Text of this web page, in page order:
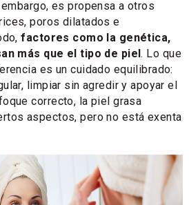
es propensa a otros
poros dilatados e
factores como la genética,
más que el tipo de piel. Lo que
es un cuidado equilibrado:
limpiar sin agredir y apoyar el
correcto, la piel grasa
aspectos, pero no está exenta